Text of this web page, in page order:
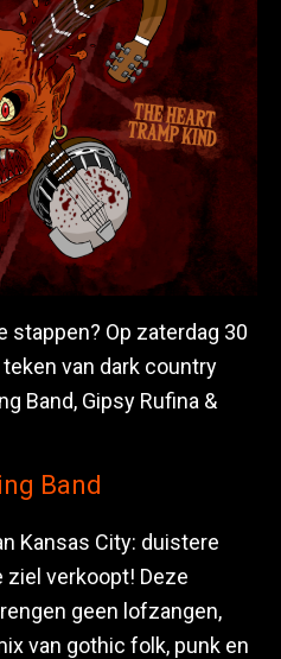
stappen? Op zaterdag 30
van dark country
Band, Gipsy Rufina &
Band
Kansas City: duistere
ziel verkoopt! Deze
geen lofzangen,
van gothic folk, punk en